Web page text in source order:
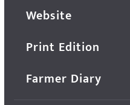
Website
Print Edition
Farmer Diary